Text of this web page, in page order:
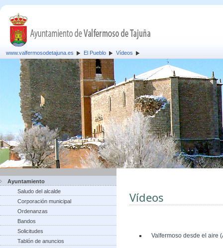
www.valfermosodetajuna.es El Pueblo Vídeos
Ayuntamiento
Saludo del alcalde
Corporación municipal
Ordenanzas
Bandos
Solicitudes
Tablón de anuncios
Vídeos
Valfermoso desde el